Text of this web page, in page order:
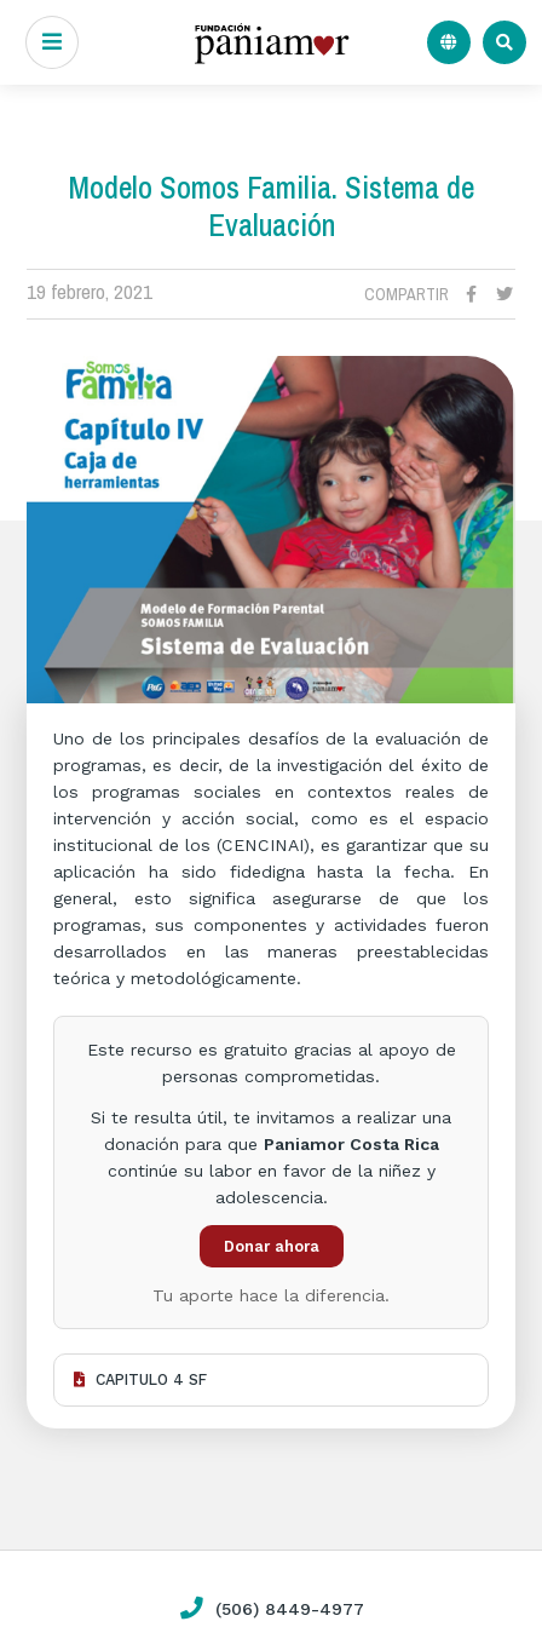
Modelo Somos Familia. Sistema de
Evaluación
19 febrero, 2021 COMPARTIR
Uno de los principales desafíos de la evaluación de
programas, es decir, de la investigación del éxito de
los programas sociales en contextos reales de
intervención y acción social, como es el espacio
institucional de los (CENCINAI), es garantizar que su
aplicación ha sido fidedigna hasta la fecha. En
general, esto significa asegurarse de que los
programas, sus componentes y actividades fueron
desarrollados en las maneras preestablecidas
teórica y metodológicamente.
Este recurso es gratuito gracias al apoyo de
personas comprometidas.
Si te resulta útil, te invitamos a realizar una
donación para que Paniamor Costa Rica
continúe su labor en favor de la niñez y
adolescencia.
Donar ahora
Tu aporte hace la diferencia.
CAPITULO 4 SF
(506) 8449-4977